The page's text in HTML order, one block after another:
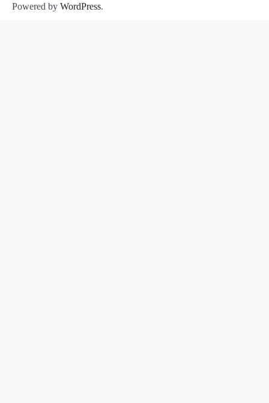
Powered by WordPress.